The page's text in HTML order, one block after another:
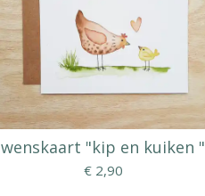
wenskaart "kip en kuiken "
€ 2,90